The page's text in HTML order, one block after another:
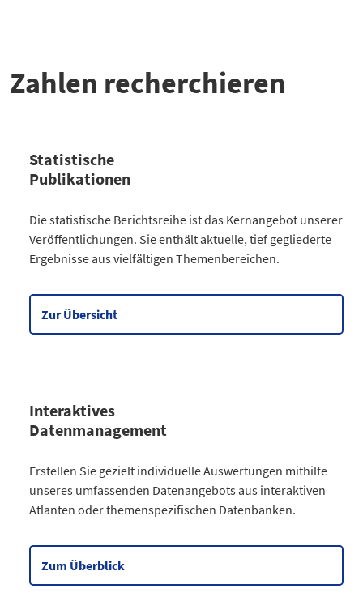
Zahlen recherchieren
Statistische
Publikationen
Datentabelle zum Diagramm
Kategorie
Anzahl Publikationen
Bevölkerung 30
Gesellschaft 64
Die statistische Berichtsreihe ist das Kernangebot unserer
Veröffentlichungen. Sie enthält aktuelle, tief gegliederte
Ergebnisse aus vielfältigen Themenbereichen.
Zur Übersicht
Interaktives
Datenmanagement
Datentabelle zum Diagramm
Kategorie
Atlanten
Kommunales
3
Gesellschaftliches2
Erstellen Sie gezielt individuelle Auswertungen mithilfe
unseres umfassenden Datenangebots aus interaktiven
Atlanten oder themenspezifischen Datenbanken.
Zum Überblick